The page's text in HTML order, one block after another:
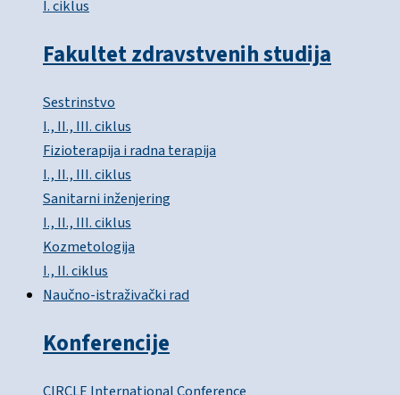
I. ciklus
Fakultet zdravstvenih studija
Sestrinstvo
I., II., III. ciklus
Fizioterapija i radna terapija
I., II., III. ciklus
Sanitarni inženjering
I., II., III. ciklus
Kozmetologija
I., II. ciklus
Naučno-istraživački rad
Konferencije